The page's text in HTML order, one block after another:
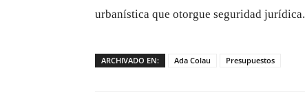
urbanística que otorgue seguridad jurídica.
ARCHIVADO EN: Ada Colau Presupuestos